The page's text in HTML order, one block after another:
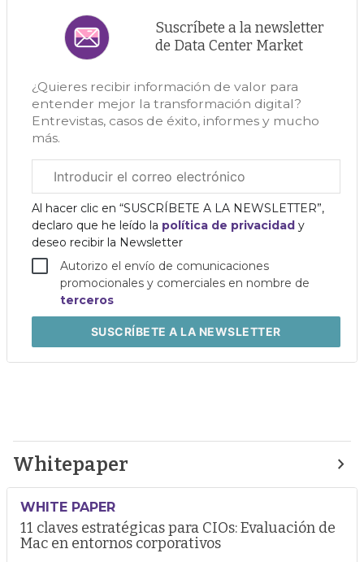
Suscríbete a la newsletter
de Data Center Market
¿Quieres recibir información de valor para
entender mejor la transformación digital?
Entrevistas, casos de éxito, informes y mucho
más.
electrónico
corporativo
Al hacer clic en “SUSCRÍBETE A LA NEWSLETTER”,
declaro que he leído la política de privacidad y
deseo recibir la Newsletter
Autorizo el envío de comunicaciones
promocionales y comerciales en nombre de
terceros
SUSCRÍBETEA LA NEWSLETTER
Whitepaper
WHITE PAPER
11 claves estratégicas para CIOs: Evaluación de
Mac en entornos corporativos